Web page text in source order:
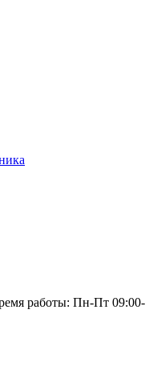
работы: Пн-Пт 09:00-